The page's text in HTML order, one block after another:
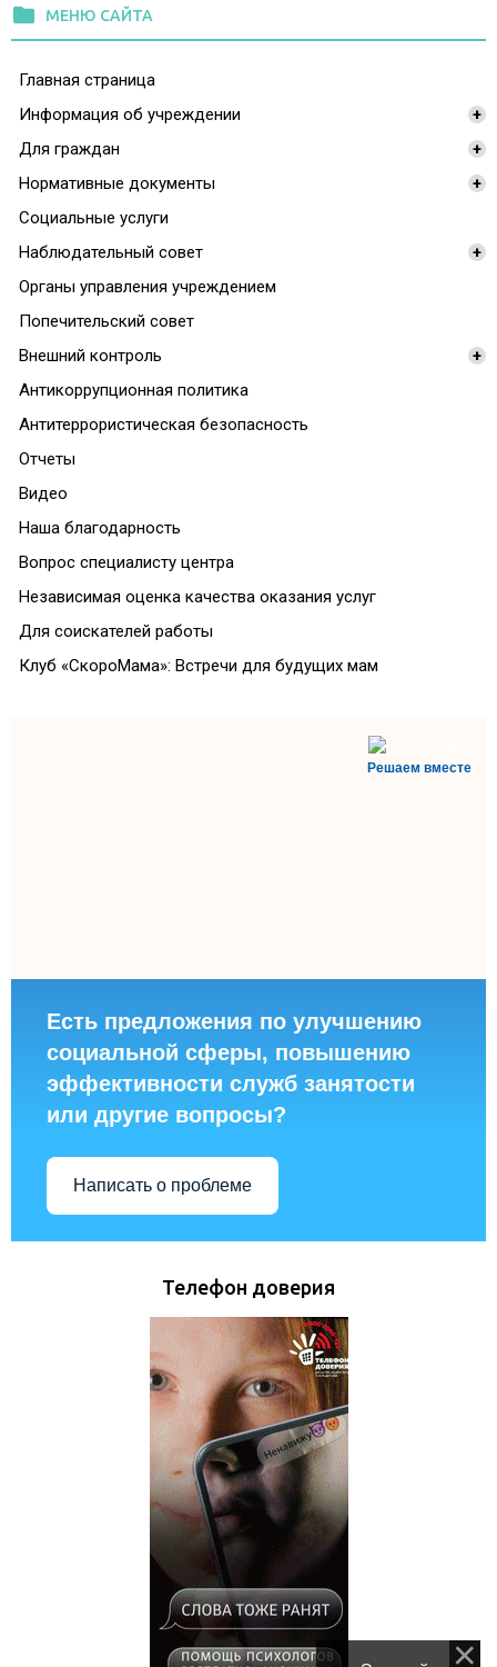
folder МЕНЮ САЙТА
Главная страница
Информация об учреждении
+
Для граждан
+
Нормативные документы
+
Социальные услуги
Наблюдательный совет
+
Органы управления учреждением
Попечительский совет
Внешний контроль
+
Антикоррупционная политика
Антитеррористическая безопасность
Отчеты
Видео
Наша благодарность
Вопрос специалисту центра
Независимая оценка качества оказания услуг
Для соискателей работы
Клуб «СкороМама»: Встречи для будущих мам
Решаем вместе
Есть предложения по улучшению
социальной сферы, повышению
эффективности служб занятости
или другие вопросы?
Написать о проблеме
Телефон доверия